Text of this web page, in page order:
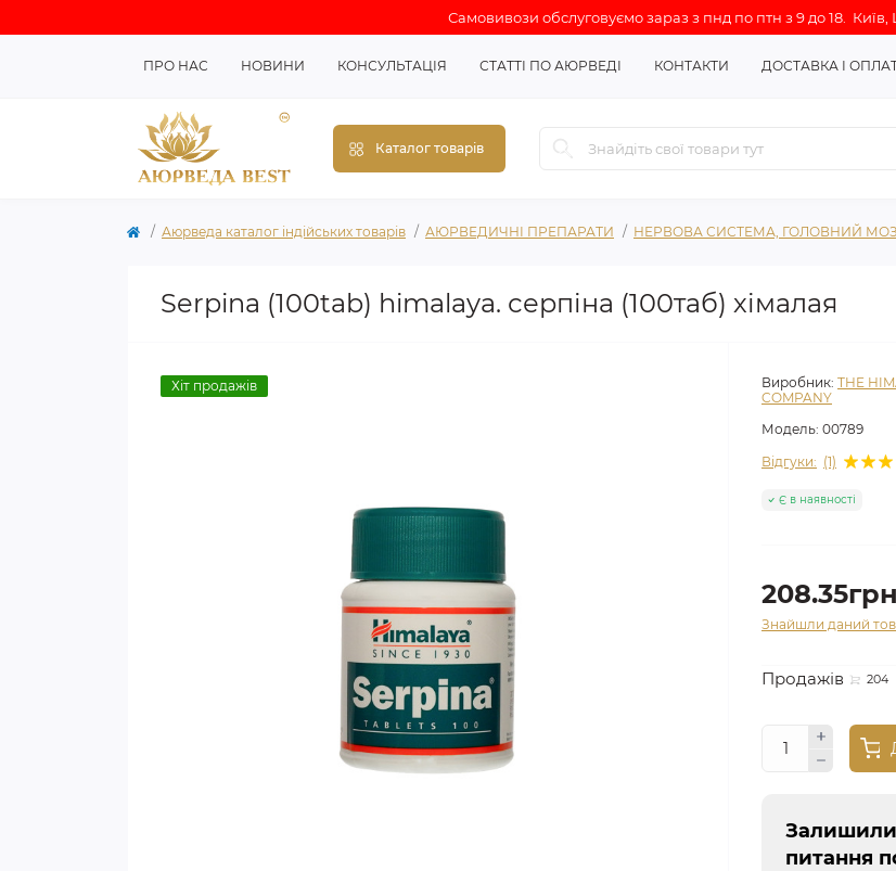
Самовивози обслуговуємо зараз з пнд по птн з 9 до 18.
ПРО НАС НОВИНИ КОНСУЛЬТАЦІЯ СТАТТІ ПО АЮРВЕДІ КОНТАКТИ ДОСТАВКА І
Каталог товарів
Аюрведа каталог індійських товарів АЮРВЕДИЧНІ ПРЕПАРАТИ НЕРВОВА СИСТЕМА, ГОЛОВНИЙ
Serpina (100tab) himalaya. серпіна (100таб) хімалая
Хіт продажів Виробник: THE
COMPANY
Модель: 00789
Відгуки: (1)
Є в наявності
Знайшли даний
Продажів 204
питання